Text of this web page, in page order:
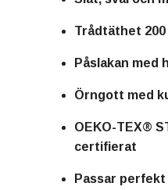
Trådtäthet 200
Påslakan med
Örngott med
OEKO-TEX®
certifierat
Passar